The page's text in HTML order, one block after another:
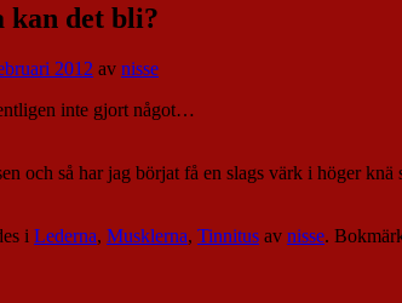
kan det bli?
2012 av nisse
inte gjort något…
och så har jag börjat få en slags värk i höger knä
i Lederna, Musklerna, Tinnitus av nisse.